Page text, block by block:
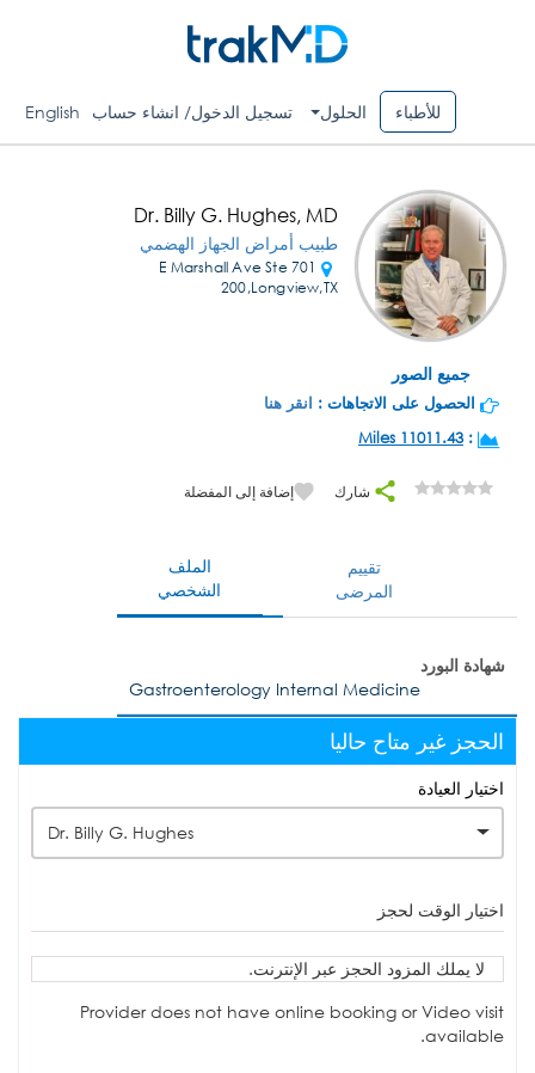
للأطباء الحلول تسجيل الدخول/ انشاء حساب English
جميع الصور
Dr. Billy G. Hughes, MD
طبيب أمراض الجهاز الهضمي
701 E Marshall Ave Ste
200,Longview,TX
الحصول على الاتجاهات : انقر هنا
:
11011.43 Miles
شارك إضافة إلى المفضلة
الملف
الشخصي
تقييم
المرضى
شهادة البورد
Gastroenterology Internal Medicine
الحجز غير متاح حاليا
اختيار العيادة
Dr. Billy G. Hughes
اختيار الوقت لحجز
لا يملك المزود الحجز عبر الإنترنت.
Provider does not have online booking or Video visit
available.